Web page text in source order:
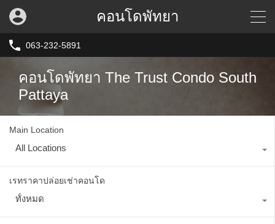
คอนโดพัทยา
063-232-5891
คอนโดพัทยา The Trust Condo South
Pattaya
Main Location
All Locations
เรทราคาปล่อยเช่าคอนโด
ทั้งหมด